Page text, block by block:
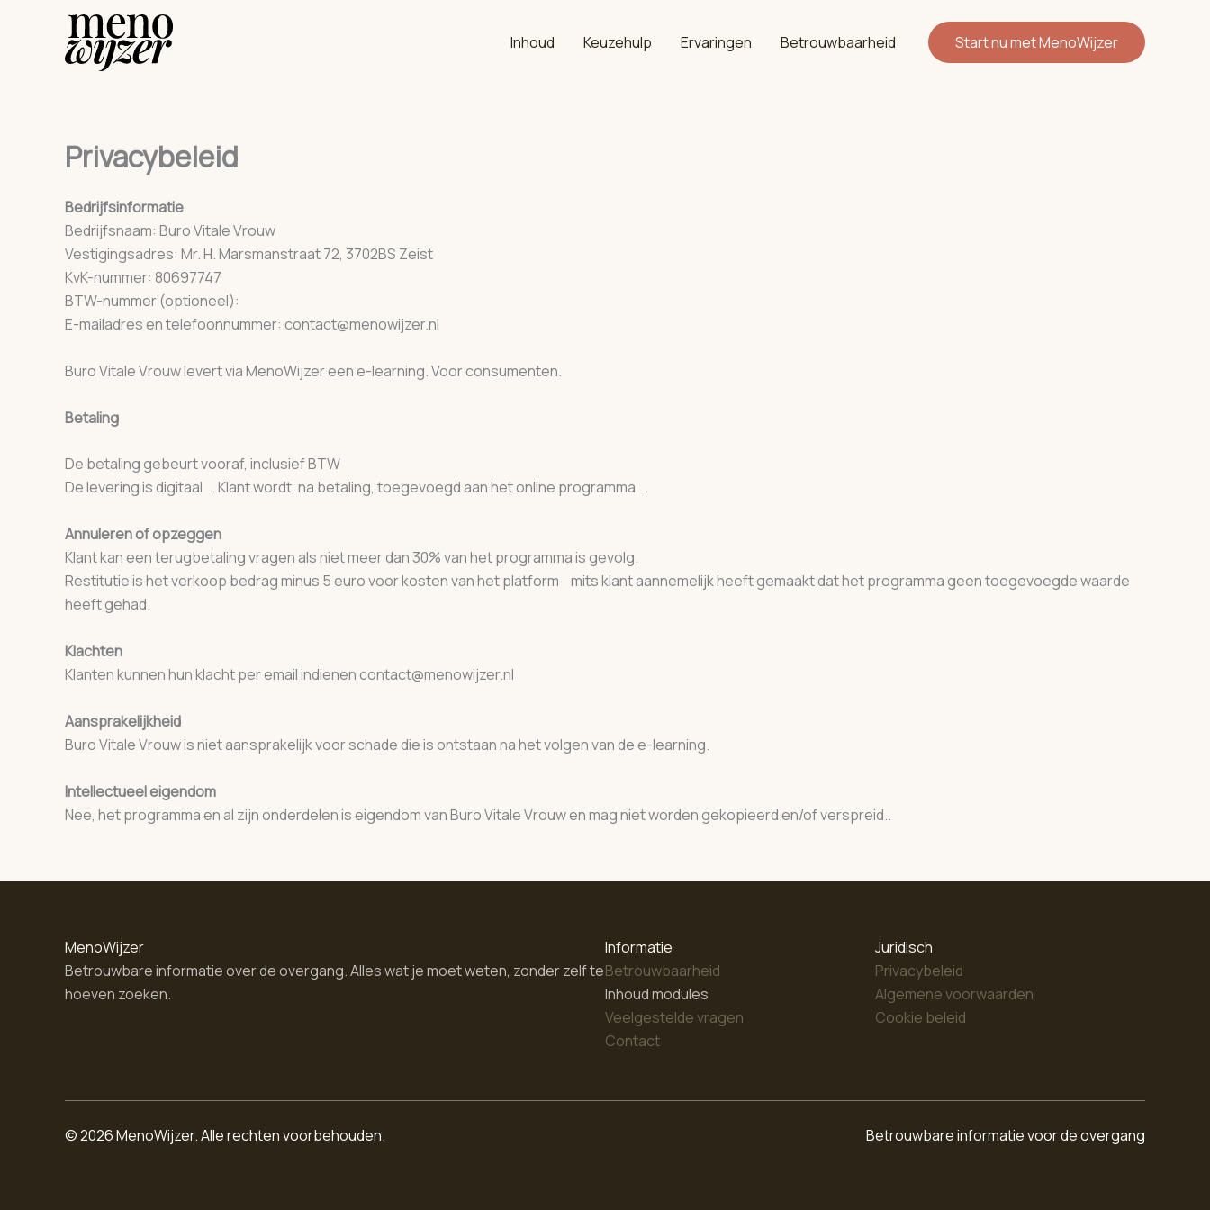
Inhoud Keuzehulp Ervaringen Betrouwbaarheid Start nu met MenoWijzer
Privacybeleid
Bedrijfsinformatie
Bedrijfsnaam: Buro Vitale Vrouw
Vestigingsadres: Mr. H. Marsmanstraat 72, 3702BS Zeist
KvK-nummer: 80697747
BTW-nummer (optioneel):
E-mailadres en telefoonnummer: contact@menowijzer.nl
Buro Vitale Vrouw levert via MenoWijzer een e-learning. Voor consumenten.
Betaling
De betaling gebeurt vooraf, inclusief BTW
De levering is digitaal . Klant wordt, na betaling, toegevoegd aan het online programma .
Annuleren of opzeggen
Klant kan een terugbetaling vragen als niet meer dan 30% van het programma is gevolg.
Restitutie is het verkoop bedrag minus 5 euro voor kosten van het platform mits klant aannemelijk heeft gemaakt dat het programma geen toegevoegde waarde
heeft gehad.
Klachten
Klanten kunnen hun klacht per email indienen contact@menowijzer.nl
Aansprakelijkheid
Buro Vitale Vrouw is niet aansprakelijk voor schade die is ontstaan na het volgen van de e-learning.
Intellectueel eigendom
Nee, het programma en al zijn onderdelen is eigendom van Buro Vitale Vrouw en mag niet worden gekopieerd en/of verspreid..
MenoWijzer
Betrouwbare informatie over de overgang. Alles wat je moet weten, zonder zelf te
hoeven zoeken.
Informatie
Betrouwbaarheid
Inhoud modules
Veelgestelde vragen
Contact
Juridisch
Privacybeleid
Algemene voorwaarden
Cookie beleid
© 2026 MenoWijzer. Alle rechten voorbehouden. Betrouwbare informatie voor de overgang